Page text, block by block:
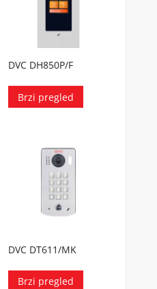
DVC DH850P/F
Brzi pregled
DVC DT611/MK
Brzi pregled